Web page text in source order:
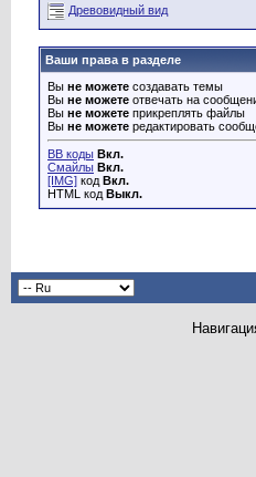
Древовидный вид
Ваши права в разделе
Вы не можете создавать темы
Вы не можете отвечать на
Вы не можете прикреплять файлы
Вы не можете редактировать
BB коды Вкл.
Смайлы Вкл.
[IMG] код Вкл.
HTML код Выкл.